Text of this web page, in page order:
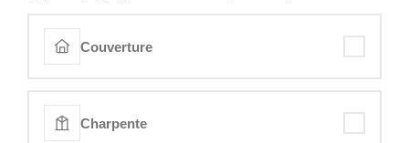
Couverture
Charpente